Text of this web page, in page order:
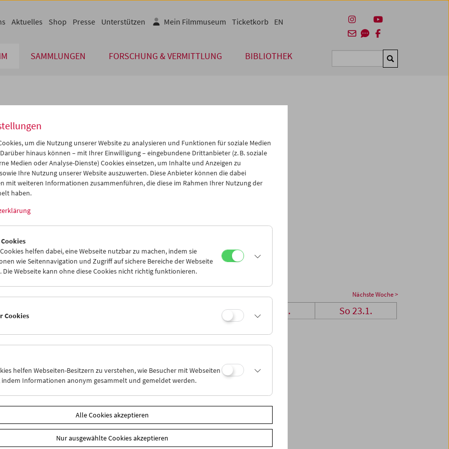
SAMMLUNGEN FORSCHUNG & VERMITTLUNG BIBLIOTHEK Suchen
Aktuelles Shop Presse Unterstützen Mein Filmmuseum Ticketkorb EN
Jan 2011 >>
Mi Do Fr Sa So
29 30 31 01
02
05 06 07 08
09
12 13
19 20
02
iCalender
Programmheft-PDF
English language or subtitles
Nächste Woche >
Mi 19.1. Sa 22.1. So 23.1.
um die Nutzung unserer Website zu analysieren und Funktionen für soziale Medien
hinaus können – mit Ihrer Einwilligung – eingebundene Drittanbieter (z. B. soziale
Medien oder Analyse-Dienste) Cookies einsetzen, um Inhalte und Anzeigen zu
Ihre Nutzung unserer Website auszuwerten. Diese Anbieter können die dabei
mit weiteren Informationen zusammenführen, die diese im Rahmen Ihrer Nutzung der
haben.
helfen dabei, eine Webseite nutzbar zu machen, indem sie
wie Seitennavigation und Zugriff auf sichere Bereiche der Webseite
Die Webseite kann ohne diese Cookies nicht richtig funktionieren.
Cookies
helfen Webseiten-Besitzern zu verstehen, wie Besucher mit Webseiten
indem Informationen anonym gesammelt und gemeldet werden.
Alle Cookies akzeptieren
Nur ausgewählte Cookies akzeptieren